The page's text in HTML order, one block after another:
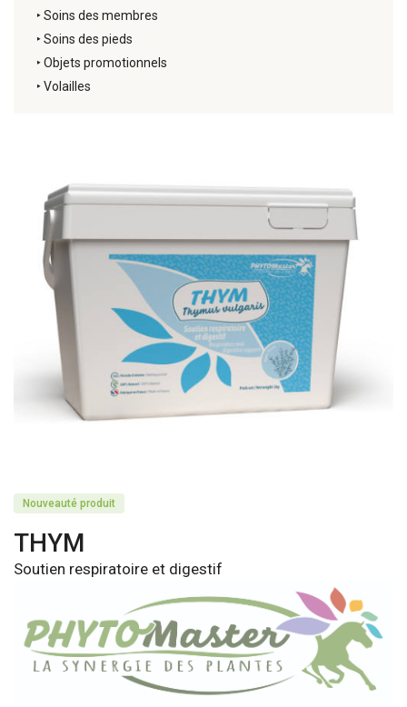
‣Soins des membres
‣Soins des pieds
‣Objets promotionnels
‣Volailles
Nouveauté produit
THYM
Soutien respiratoire et digestif